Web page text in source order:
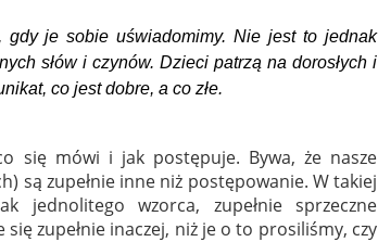
gdy je sobie uświadomimy. Nie jest to jednak
słów i czynów. Dzieci patrzą na dorosłych i
co jest dobre, a co złe.
się mówi i jak postępuje. Bywa, że nasze
są zupełnie inne niż postępowanie. W takiej
jednolitego wzorca, zupełnie sprzeczne
zupełnie inaczej, niż je o to prosiliśmy, czy